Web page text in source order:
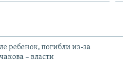
ребенок, погибли из-за
– власти